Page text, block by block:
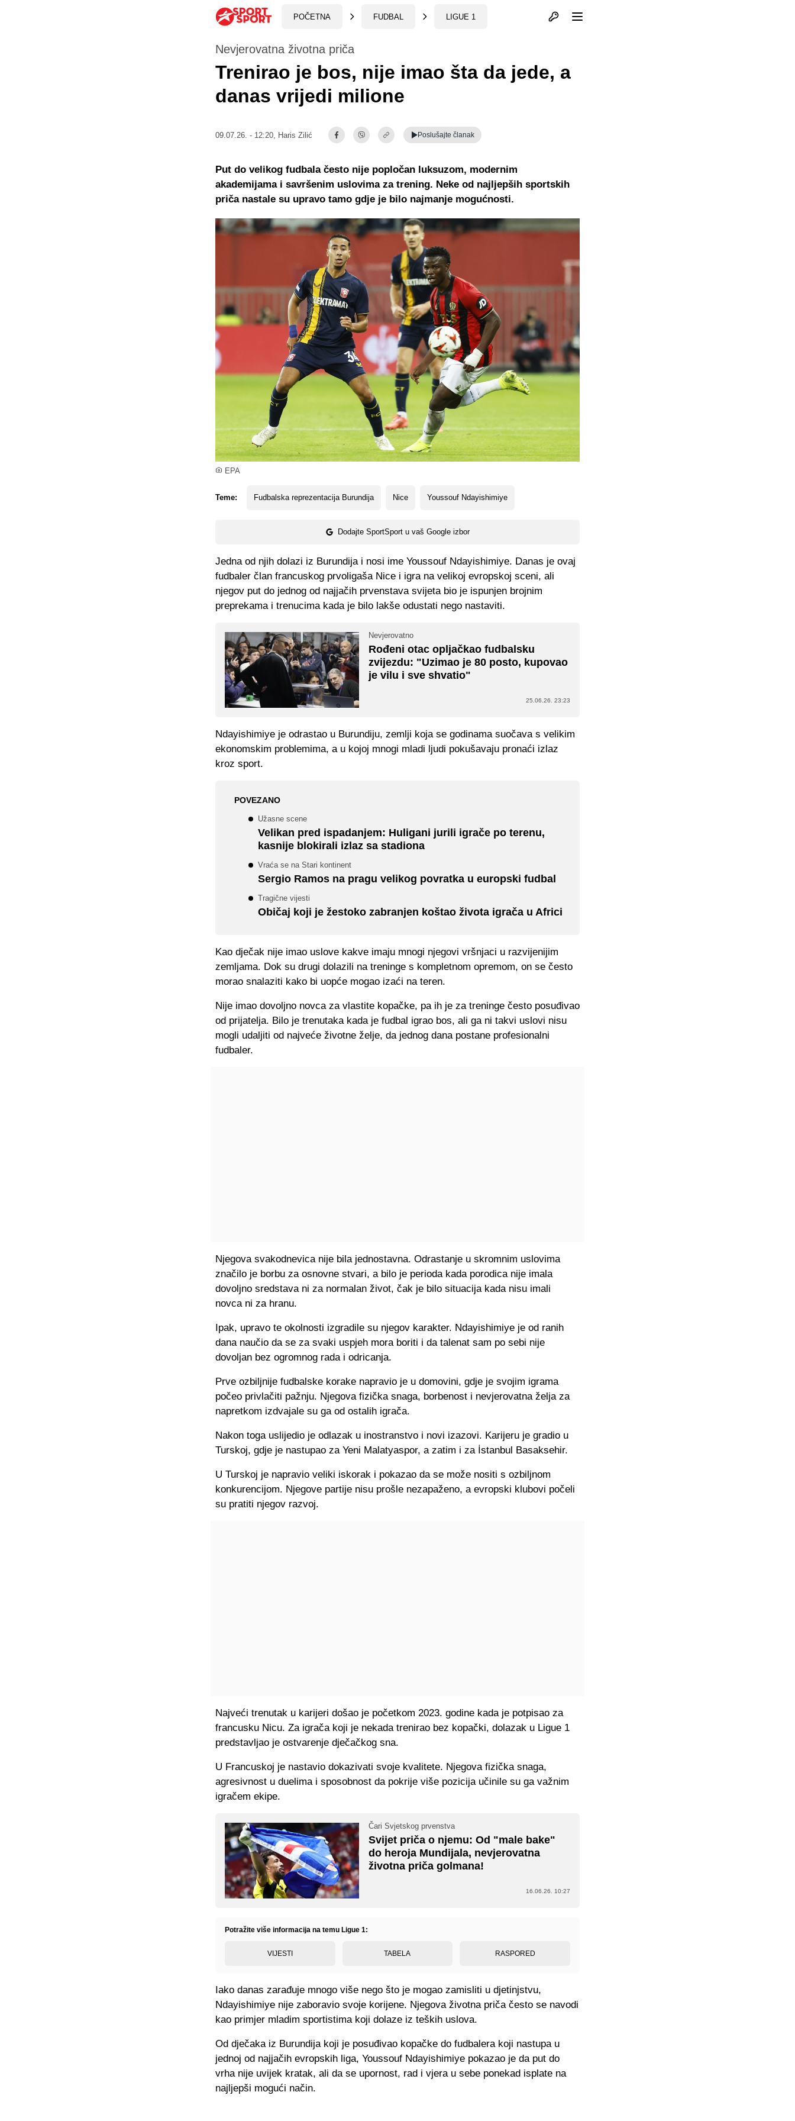
POČETNA FUDBAL LIGUE 1 Otvori profil
EPA
Nevjerovatna životna priča
Trenirao je bos, nije imao šta da jede, a
danas vrijedi milione
09.07.26. - 12:20, Haris Zilić Poslušajte članak
Teme: Fudbalska reprezentacija Burundija Nice Youssouf Ndayishimiye
Dodajte SportSport u vaš Google izbor
Put do velikog fudbala često nije popločan luksuzom, modernim
akademijama i savršenim uslovima za trening. Neke od najljepših sportskih
priča nastale su upravo tamo gdje je bilo najmanje mogućnosti.
Jedna od njih dolazi iz Burundija i nosi ime Youssouf Ndayishimiye. Danas je ovaj
fudbaler član francuskog prvoligaša Nice i igra na velikoj evropskoj sceni, ali
njegov put do jednog od najjačih prvenstava svijeta bio je ispunjen brojnim
preprekama i trenucima kada je bilo lakše odustati nego nastaviti.
Nevjerovatno
Rođeni otac opljačkao fudbalsku
zvijezdu: "Uzimao je 80 posto, kupovao
je vilu i sve shvatio"
25.06.26. 23:23
Ndayishimiye je odrastao u Burundiju, zemlji koja se godinama suočava s velikim
ekonomskim problemima, a u kojoj mnogi mladi ljudi pokušavaju pronaći izlaz
kroz sport.
POVEZANO
Užasne scene
Velikan pred ispadanjem: Huligani jurili igrače po terenu,
kasnije blokirali izlaz sa stadiona
Vraća se na Stari kontinent
Sergio Ramos na pragu velikog povratka u europski fudbal
Tragične vijesti
Običaj koji je žestoko zabranjen koštao života igrača u Africi
Kao dječak nije imao uslove kakve imaju mnogi njegovi vršnjaci u razvijenijim
zemljama. Dok su drugi dolazili na treninge s kompletnom opremom, on se često
morao snalaziti kako bi uopće mogao izaći na teren.
Nije imao dovoljno novca za vlastite kopačke, pa ih je za treninge često posuđivao
od prijatelja. Bilo je trenutaka kada je fudbal igrao bos, ali ga ni takvi uslovi nisu
mogli udaljiti od najveće životne želje, da jednog dana postane profesionalni
fudbaler.
Njegova svakodnevica nije bila jednostavna. Odrastanje u skromnim uslovima
značilo je borbu za osnovne stvari, a bilo je perioda kada porodica nije imala
dovoljno sredstava ni za normalan život, čak je bilo situacija kada nisu imali
novca ni za hranu.
Ipak, upravo te okolnosti izgradile su njegov karakter. Ndayishimiye je od ranih
dana naučio da se za svaki uspjeh mora boriti i da talenat sam po sebi nije
dovoljan bez ogromnog rada i odricanja.
Prve ozbiljnije fudbalske korake napravio je u domovini, gdje je svojim igrama
počeo privlačiti pažnju. Njegova fizička snaga, borbenost i nevjerovatna želja za
napretkom izdvajale su ga od ostalih igrača.
Nakon toga uslijedio je odlazak u inostranstvo i novi izazovi. Karijeru je gradio u
Turskoj, gdje je nastupao za Yeni Malatyaspor, a zatim i za İstanbul Basaksehir.
U Turskoj je napravio veliki iskorak i pokazao da se može nositi s ozbiljnom
konkurencijom. Njegove partije nisu prošle nezapaženo, a evropski klubovi počeli
su pratiti njegov razvoj.
Najveći trenutak u karijeri došao je početkom 2023. godine kada je potpisao za
francusku Nicu. Za igrača koji je nekada trenirao bez kopački, dolazak u Ligue 1
predstavljao je ostvarenje dječačkog sna.
U Francuskoj je nastavio dokazivati svoje kvalitete. Njegova fizička snaga,
agresivnost u duelima i sposobnost da pokrije više pozicija učinile su ga važnim
igračem ekipe.
Čari Svjetskog prvenstva
Svijet priča o njemu: Od "male bake"
do heroja Mundijala, nevjerovatna
životna priča golmana!
16.06.26. 10:27
Potražite više informacija na temu Ligue 1:
VIJESTI TABELA RASPORED
Iako danas zarađuje mnogo više nego što je mogao zamisliti u djetinjstvu,
Ndayishimiye nije zaboravio svoje korijene. Njegova životna priča često se navodi
kao primjer mladim sportistima koji dolaze iz teških uslova.
Od dječaka iz Burundija koji je posuđivao kopačke do fudbalera koji nastupa u
jednoj od najjačih evropskih liga, Youssouf Ndayishimiye pokazao je da put do
vrha nije uvijek kratak, ali da se upornost, rad i vjera u sebe ponekad isplate na
najljepši mogući način.